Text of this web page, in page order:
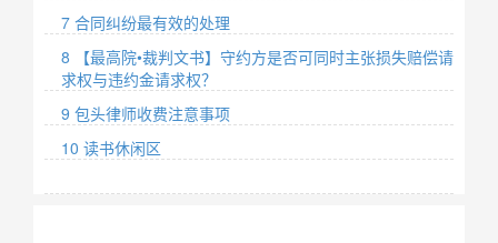
7 合同纠纷最有效的处理
8 【最高院•裁判文书】守约方是否可同时主张损失赔偿请
求权与违约金请求权？
9 包头律师收费注意事项
10 读书休闲区